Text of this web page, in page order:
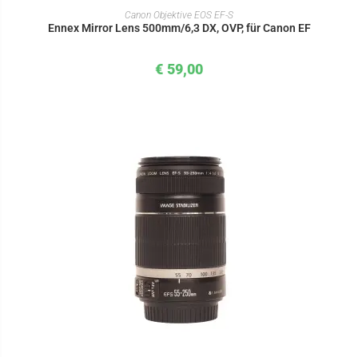
IN DEN WARENKORB
Canon Objektive EOS EF-S
Ennex Mirror Lens 500mm/6,3 DX, OVP, für Canon EF
€ 59,00